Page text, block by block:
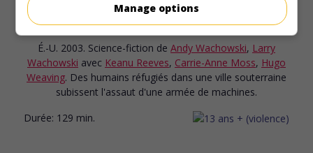
La Matrice - Révolutions
V.O.: The Matrix - Revolutions
É.-U. 2003. Science-fiction de Andy Wachowski, Larry
Wachowski avec Keanu Reeves, Carrie-Anne Moss, Hugo
Weaving. Des humains réfugiés dans une ville souterraine
subissent l'assaut d'une armée de machines.
Durée: 129 min.
Manage options